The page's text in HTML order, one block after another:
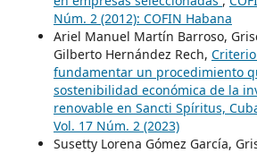
Núm. 2 (2012): COFIN Habana
Ariel Manuel Martín Barroso,
Gilberto Hernández Rech,
fundamentar un procedimiento
sostenibilidad económica de la
renovable en Sancti Spíritus,
Vol. 17 Núm. 2 (2023)
Susetty Lorena Gómez García,